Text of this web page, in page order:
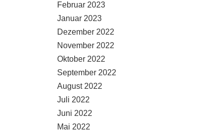
Februar 2023
Januar 2023
Dezember 2022
November 2022
Oktober 2022
September 2022
August 2022
Juli 2022
Juni 2022
Mai 2022